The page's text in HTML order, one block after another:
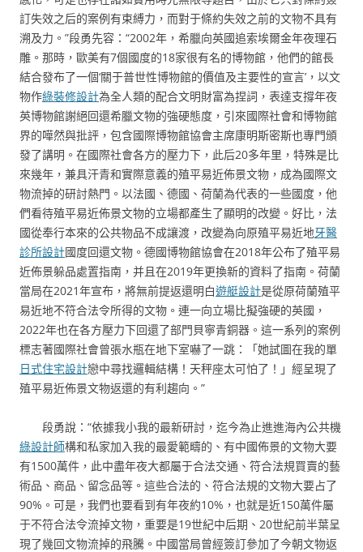
訂失效之后的案例有束縛力，而對于條約失效之前的文物不具有
溯及力。”段勇先容：“2002年，希臘向英國追索埃爾金年夜理石
雕。那時，歐美有7個國度的18家很有名的博物館，他們的館長
結合發布了一個‘關于普世性博物館的價值及主要性的宣言’，以文
物作綠裝修設計為全人類的配合文明財富為捏詞，表達支撐年夜
英博物館謝絕回還希臘文物的強硬態度，引來國際社會和博物館
界的嘩然與批評，包含國際博物館協會主席康明斯密斯也專門頒
發了講明。在國際社會各方的壓力下，此后20多年里，特殊是比
來幾年，兼具汗青和實際意義的殖平易近佈景文物，成為國際文
物流掉的研討熱門。以法國、德國、荷蘭為代表的一些國度，他
們看待殖平易近佈景文物的立場都產生了顯明的改變。好比，法
國從奉行本來的公共物品不成讓渡，改變為向原殖平易近地牙醫
診所設計國度回還文物。德國博物館協會在2018年公布了殖平易
近佈景躲品處置指南，并且在2019年更換新的資料了指南。荷蘭
當局在2021年宣布，將無前提返還明白遊艇設計是從原荷蘭殖平
易近地不符合法令所得的文物。連一向立場比擬強硬的英國，
2022年也在各方壓力下回還了部門貝寧青銅器。這一系列的案例
標志著國際社會曾張水瓶在地下室嚇了一跳：「她試圖在我的單
日式住宅設計戀中尋找邏輯結構！天秤座太可怕了！」經呈現了
殖平易近佈景文物返還的有利趨向。”
段勇說：“依據我小我的最新研討，迄今為止進進海內公共機
綠設計師構和私家加入我的最愛範疇的、有中國佈景的文物大要
有1500萬件，此中盡年夜大都屬于合法交通、符合法規買賣的藝
術品、商品、留念品等。這些合法的、符合法規的文物大要占了
90%。可是，我們也要看到有年夜約10%，也就是近150萬件屬
于不符合法令流掉文物，重要是19世紀中后期、20世紀前半葉呈
現了幾回文物流掉的飛騰。中國當局曾經簽訂參加了今朝文物返